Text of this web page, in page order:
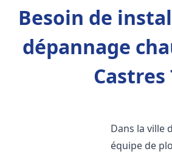
Besoin de
dépannage
Castres
Dans la ville
équipe de